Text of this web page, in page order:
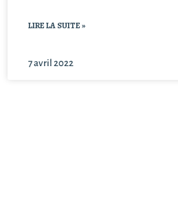
LIRE LA SUITE »
7 avril 2022